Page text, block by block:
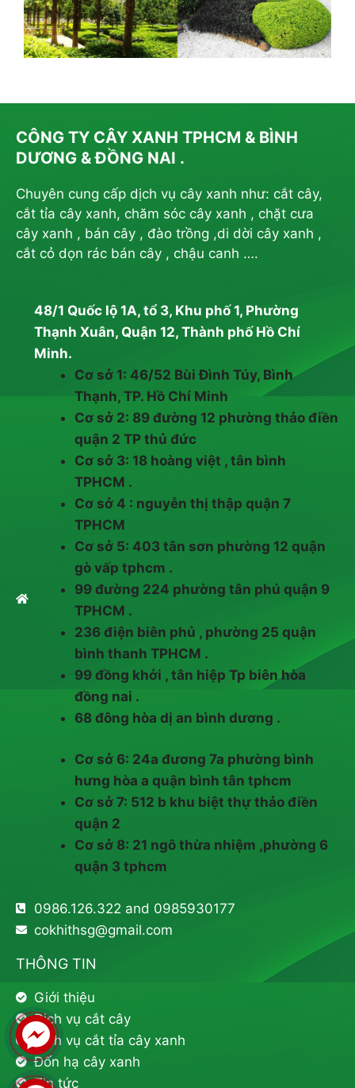
CÔNG TY CÂY XANH TPHCM & BÌNH
DƯƠNG & ĐỒNG NAI .
Chuyên cung cấp dịch vụ cây xanh như: cắt cây,
cắt tỉa cây xanh, chăm sóc cây xanh , chặt cưa
cây xanh , bán cây , đào trồng ,di dời cây xanh ,
cắt cỏ dọn rác bán cây , chậu canh ….
48/1 Quốc lộ 1A, tổ 3, Khu phố 1, Phường
Thạnh Xuân, Quận 12, Thành phố Hồ Chí
Minh.
Cơ sở 1: 46/52 Bùi Đình Túy, Bình
Thạnh, TP. Hồ Chí Minh
Cơ sở 2: 89 đường 12 phường thảo điền
quận 2 TP thủ đức
Cơ sở 3: 18 hoàng việt , tân bình
TPHCM .
Cơ sở 4 : nguyễn thị thập quận 7
TPHCM
Cơ sở 5: 403 tân sơn phường 12 quận
gò vấp tphcm .
99 đường 224 phường tân phú quận 9
TPHCM .
236 điện biên phủ , phường 25 quận
bình thanh TPHCM .
99 đồng khởi , tân hiệp Tp biên hòa
đồng nai .
68 đông hòa dị an bình dương .
Cơ sở 6: 24a đương 7a phường bình
hưng hòa a quận bình tân tphcm
Cơ sở 7: 512 b khu biệt thự thảo điền
quận 2
Cơ sở 8: 21 ngô thừa nhiệm ,phường 6
quận 3 tphcm
0986.126.322 and 0985930177
cokhithsg@gmail.com
THÔNG TIN
Giới thiệu
Dịch vụ cắt cây
Dịch vụ cắt tỉa cây xanh
Đốn hạ cây xanh
Tin tức